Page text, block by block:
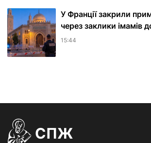
У Франції закрили
через заклики імамів
15:44
СПЖ